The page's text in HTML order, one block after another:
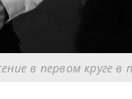
в первом круге в